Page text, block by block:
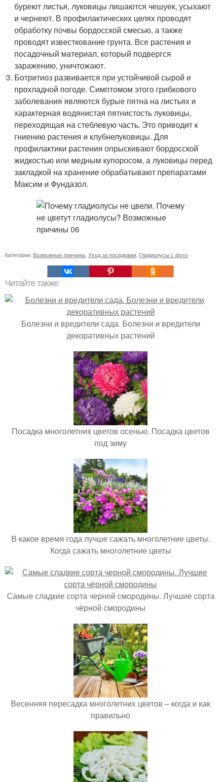
буреют листья, луковицы лишаются чешуек, усыхают
и чернеют. В профилактических целях проводят
обработку почвы бордосской смесью, а также
проводят известкование грунта. Все растения и
посадочный материал, который подвергся
заражению, уничтожают.
Ботритиоз развивается при устойчивой сырой и
прохладной погоде. Симптомом этого грибкового
заболевания являются бурые пятна на листьях и
характерная водянистая пятнистость луковицы,
переходящая на стеблевую часть. Это приводит к
гниению растения и клубнелуковицы. Для
профилактики растения опрыскивают бордосской
жидкостью или медным купоросом, а луковицы перед
закладкой на хранение обрабатывают препаратами
Максим и Фундазол.
Категории: Возможные причины Уход за посадками Гладиолусы с фото
Читайте также
Болезни и вредители сада. Болезни и вредители
декоративных растений
Посадка многолетних цветов осенью. Посадка цветов
под зиму
В какое время года лучше сажать многолетние цветы.
Когда сажать многолетние цветы
Самые сладкие сорта черной смородины. Лучшие сорта
чёрной смородины
Весенняя пересадка многолетних цветов – когда и как
правильно